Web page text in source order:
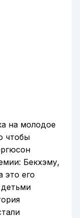
на молодое
чтобы
Бекхэму,
это его